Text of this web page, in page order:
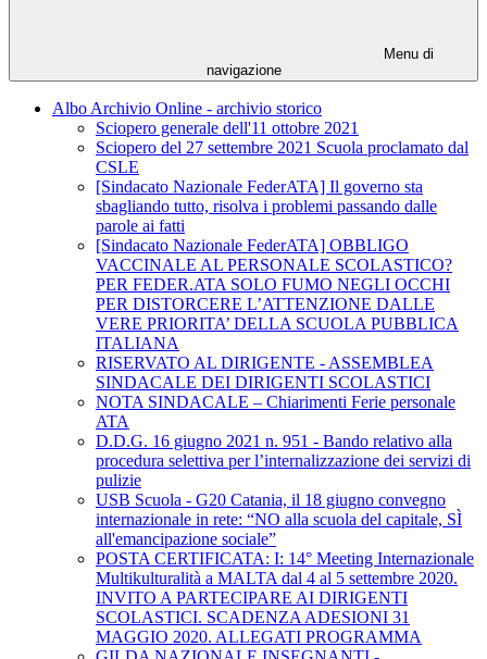
Menu di
navigazione
Albo Archivio Online - archivio storico
Sciopero generale dell'11 ottobre 2021
Sciopero del 27 settembre 2021 Scuola proclamato dal
CSLE
[Sindacato Nazionale FederATA] Il governo sta
sbagliando tutto, risolva i problemi passando dalle
parole ai fatti
[Sindacato Nazionale FederATA] OBBLIGO
VACCINALE AL PERSONALE SCOLASTICO?
PER FEDER.ATA SOLO FUMO NEGLI OCCHI
PER DISTORCERE L’ATTENZIONE DALLE
VERE PRIORITA’ DELLA SCUOLA PUBBLICA
ITALIANA
RISERVATO AL DIRIGENTE - ASSEMBLEA
SINDACALE DEI DIRIGENTI SCOLASTICI
NOTA SINDACALE – Chiarimenti Ferie personale
ATA
D.D.G. 16 giugno 2021 n. 951 - Bando relativo alla
procedura selettiva per l’internalizzazione dei servizi di
pulizie
USB Scuola - G20 Catania, il 18 giugno convegno
internazionale in rete: “NO alla scuola del capitale, SÌ
all'emancipazione sociale”
POSTA CERTIFICATA: I: 14° Meeting Internazionale
Multikulturalità a MALTA dal 4 al 5 settembre 2020.
INVITO A PARTECIPARE AI DIRIGENTI
SCOLASTICI. SCADENZA ADESIONI 31
MAGGIO 2020. ALLEGATI PROGRAMMA